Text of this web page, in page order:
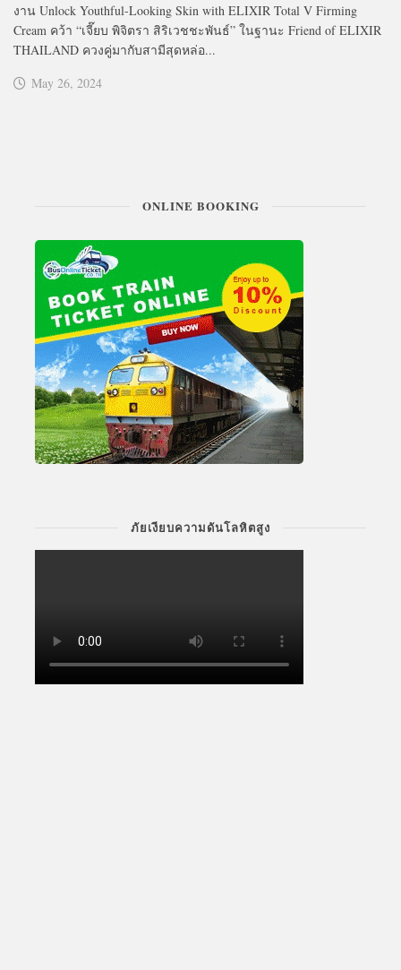
งาน Unlock Youthful-Looking Skin with ELIXIR Total V Firming
Cream คว้า “เจี๊ยบ พิจิตรา สิริเวชชะพันธ์” ในฐานะ Friend of ELIXIR
THAILAND ควงคู่มากับสามีสุดหล่อ...
May 26, 2024
ONLINE BOOKING
ภัยเงียบความดันโลหิตสูง